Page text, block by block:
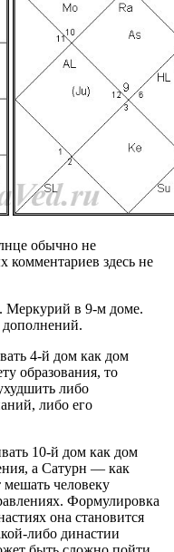
обычно не
комментариев здесь не
Меркурий в 9-м доме.
4-й дом как дом
образования, то
либо
либо его
10-й дом как дом
а Сатурн — как
человеку
Формулировка
она становится
либо династии